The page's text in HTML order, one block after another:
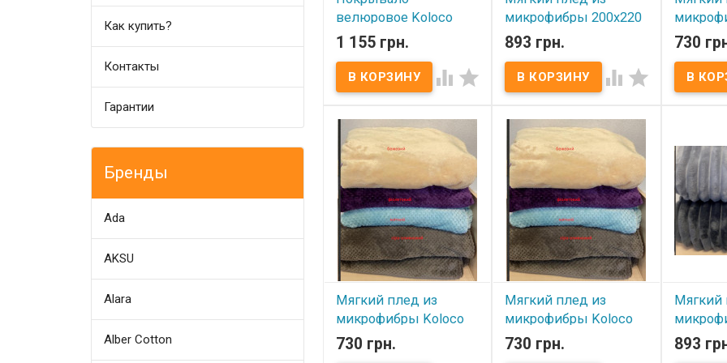
Как купить?
Контакты
Гарантии
Бренды
Ada
AKSU
Alara
Alber Cotton
велюровое Koloco
160x210 см модель 1
В наличии
Велюровое покрывало
100% полиэстер Упаковка:
ПВХ сумка на молнии
Производитель: Koloco
(Китай)
1 155 грн.
 
микрофибры 200x220
см крупная полоска -
В наличии
200x220 см Размер: 200х220
см Состав: микрофибра
Упаковка: сумка ПВХ.
Производитель: Home
Textile, Китай
893 грн.
 
темно
В
200х230
сумка
Koloco
730
Мягкий плед из
микрофибры Koloco
200x230 см Точка
фиолетовый
730 грн.
Мягкий плед из
микрофибры Koloco
200x230 см Точка
бежевый
730 грн.
Мягкий
893